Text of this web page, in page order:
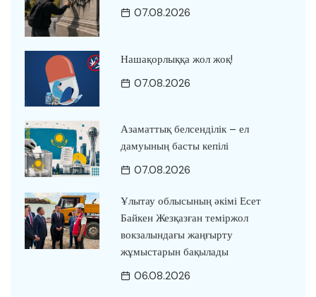
07.08.2026
Нашақорлыққа жол жоқ!
07.08.2026
Азаматтық белсенділік – ел
дамуының басты кепілі
07.08.2026
Ұлытау облысының әкімі Есет
Байкен Жезқазған теміржол
вокзалындағы жаңғырту
жұмыстарын бақылады
06.08.2026